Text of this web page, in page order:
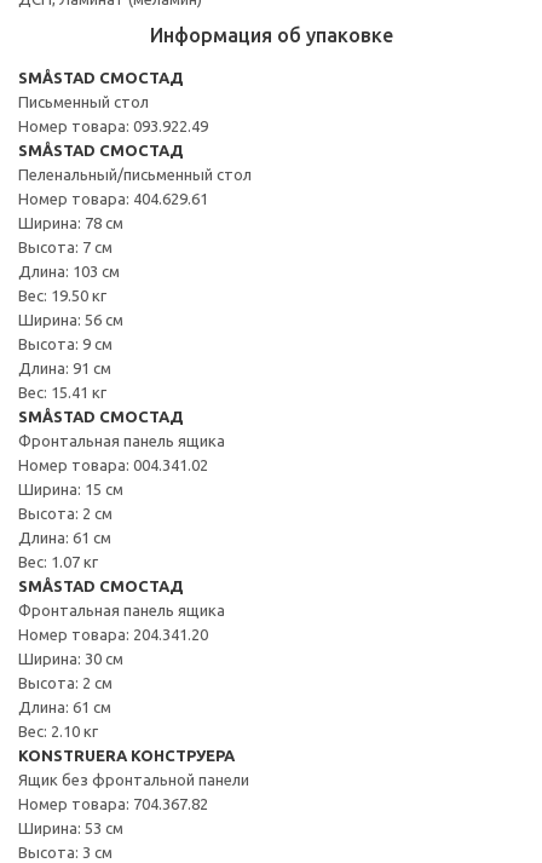
Информация об упаковке
SMÅSTAD СМОСТАД
Письменный стол
Номер товара: 093.922.49
SMÅSTAD СМОСТАД
Пеленальный/письменный стол
Номер товара: 404.629.61
Ширина: 78 см
Высота: 7 см
Длина: 103 см
Вес: 19.50 кг
Ширина: 56 см
Высота: 9 см
Длина: 91 см
Вес: 15.41 кг
SMÅSTAD СМОСТАД
Фронтальная панель ящика
Номер товара: 004.341.02
Ширина: 15 см
Высота: 2 см
Длина: 61 см
Вес: 1.07 кг
SMÅSTAD СМОСТАД
Фронтальная панель ящика
Номер товара: 204.341.20
Ширина: 30 см
Высота: 2 см
Длина: 61 см
Вес: 2.10 кг
KONSTRUERA КОНСТРУЕРА
Ящик без фронтальной панели
Номер товара: 704.367.82
Ширина: 53 см
Высота: 3 см